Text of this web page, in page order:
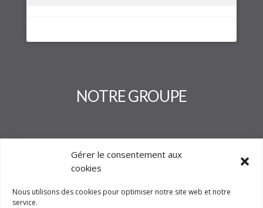
Gérer le consentement aux
cookies
Nous utilisons des cookies pour optimiser notre site web et notre
service.
NOTRE GROUPE